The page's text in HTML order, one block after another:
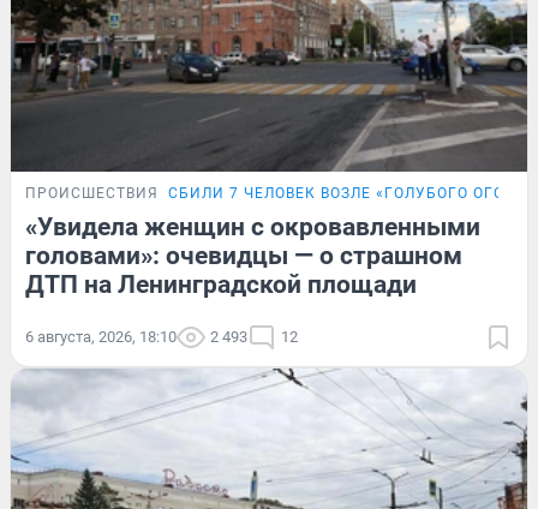
ПРОИСШЕСТВИЯ СБИЛИ 7 ЧЕЛОВЕК ВОЗЛЕ «ГОЛУБОГО
«Увидела женщин с окровавленными
головами»: очевидцы — о страшном
ДТП на Ленинградской площади
6 августа, 2026, 18:10 2 493 12